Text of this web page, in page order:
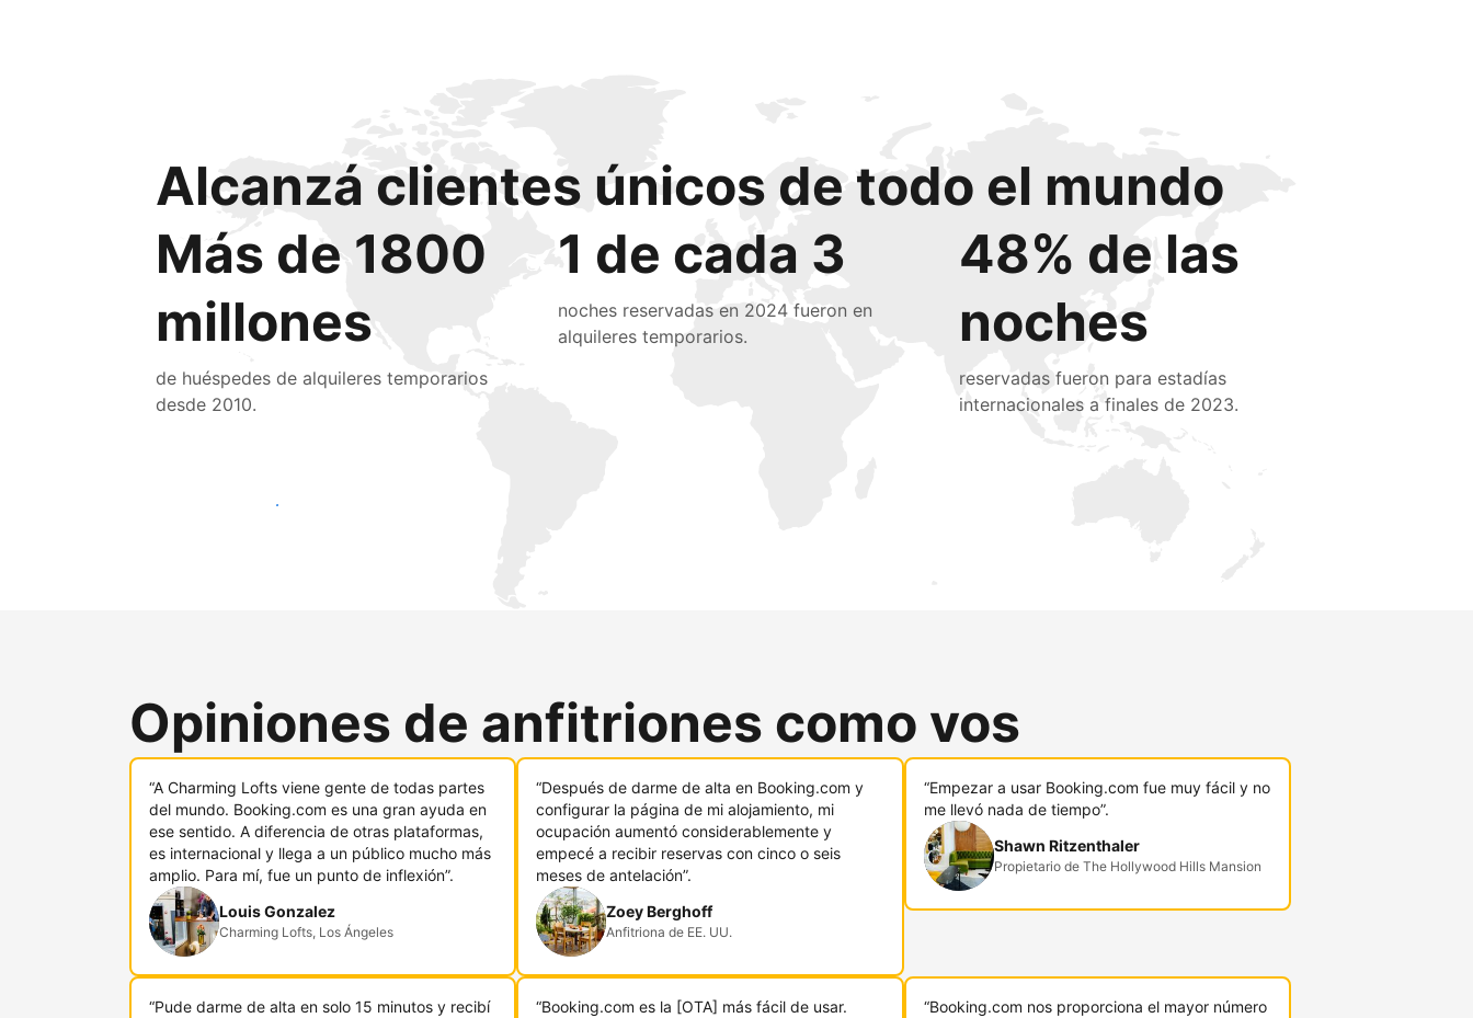
Alcanzá clientes únicos de todo el mundo
Más de 1800
millones
de huéspedes de alquileres temporarios
desde 2010.
1 de cada 3
noches reservadas en 2024 fueron en
alquileres temporarios.
48% de las
noches
reservadas fueron para estadías
internacionales a finales de 2023.
Llegá a huéspedes nuevos hoy
Opiniones de anfitriones como vos
“A Charming Lofts viene gente de todas partes
del mundo. Booking.com es una gran ayuda en
ese sentido. A diferencia de otras plataformas,
es internacional y llega a un público mucho más
amplio. Para mí, fue un punto de inflexión”.
Louis Gonzalez
Charming Lofts, Los Ángeles
“Después de darme de alta en Booking.com y
configurar la página de mi alojamiento, mi
ocupación aumentó considerablemente y
empecé a recibir reservas con cinco o seis
meses de antelación”.
Zoey Berghoff
Anfitriona de EE. UU.
“Empezar a usar Booking.com fue muy fácil y no
me llevó nada de tiempo”.
Shawn Ritzenthaler
Propietario de The Hollywood Hills Mansion
“Pude darme de alta en solo 15 minutos y recibí “Booking.com es la [OTA] más fácil de usar. “Booking.com nos proporciona el mayor número